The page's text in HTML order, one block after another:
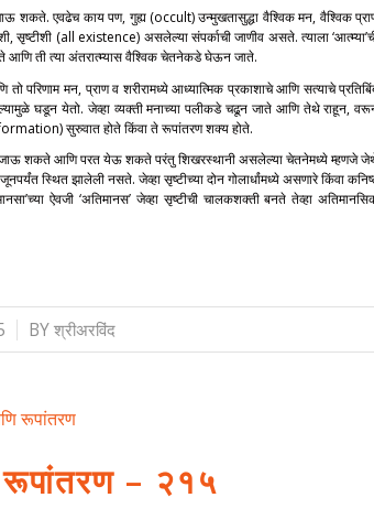
शकते. एवढेच काय पण, गुह्य (occult) उन्मुखतासुद्धा वैश्विक मन, वैश्विक
सृष्टीशी (all existence) असलेल्या संपर्काची जाणीव असते. त्याला
आणि ती त्या अंतरात्म्यास वैश्विक चेतनेकडे घेऊन जाते.
परिणाम मन, प्राण व शरीरामध्ये आध्यात्मिक प्रकाशाचे आणि सत्याचे
घडून येतो. जेव्हा व्यक्ती मनाच्या पलीकडे चढून जाते आणि तेथे राहून,
सुरुवात होते किंवा ते रूपांतरण शक्य होते.
जाऊ शकते आणि परत येऊ शकते परंतु शिखरस्थानी असलेल्या चेतनेमध्ये म्हणजे
स्थित झालेली नसते. जेव्हा सृष्टीच्या दोन गोलार्धांमध्ये असणारे किंवा
ऐवजी ‘अतिमानस’ जेव्हा सृष्टीची चालकशक्ती बनते तेव्हा
BYश्रीअरविंद
रूपांतरण
– २१५